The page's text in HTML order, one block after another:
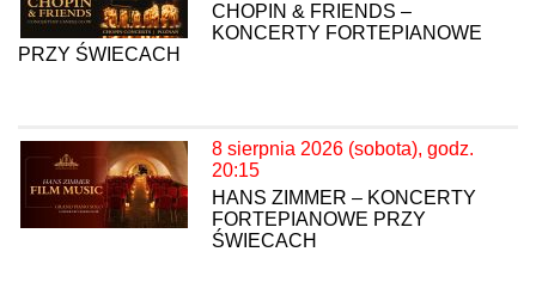
CHOPIN & FRIENDS –
KONCERTY FORTEPIANOWE
PRZY ŚWIECACH
8 sierpnia 2026 (sobota), godz.
20:15
HANS ZIMMER – KONCERTY
FORTEPIANOWE PRZY
ŚWIECACH